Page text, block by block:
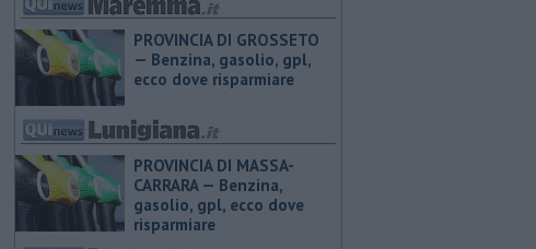
PROVINCIA DI GROSSETO
— ​Benzina, gasolio, gpl,
ecco dove risparmiare
PROVINCIA DI MASSA-
CARRARA — ​Benzina,
gasolio, gpl, ecco dove
risparmiare